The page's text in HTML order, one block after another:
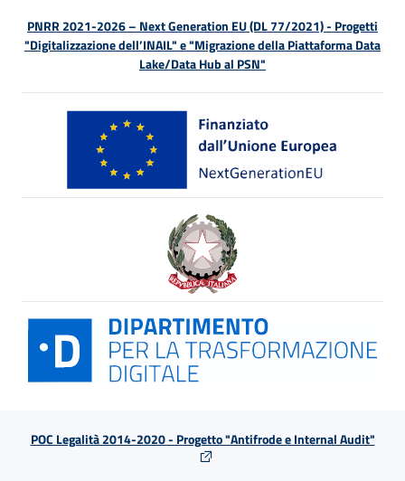
PNRR 2021-2026 – Next Generation EU (DL 77/2021) - Progetti
"Digitalizzazione dell’INAIL" e "Migrazione della Piattaforma Data
Lake/Data Hub al PSN"
POC Legalità 2014-2020 - Progetto "Antifrode e Internal Audit"